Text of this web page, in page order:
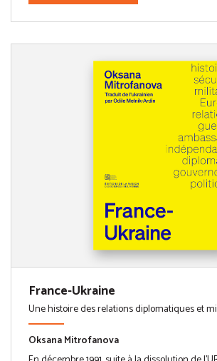
France-Ukraine
Une histoire des relations diplomatiques et
Oksana Mitrofanova